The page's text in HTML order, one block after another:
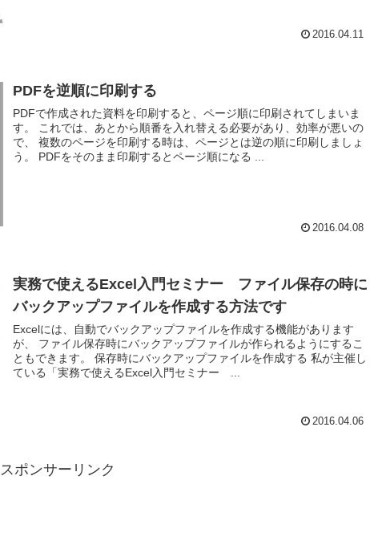
2016.04.11
PDFを逆順に印刷する
PDFで作成された資料を印刷すると、ページ順に印刷されてしまいま
す。 これでは、あとから順番を入れ替える必要があり、効率が悪いの
で、 複数のページを印刷する時は、ページとは逆の順に印刷しましょ
う。 PDFをそのまま印刷するとページ順になる ...
2016.04.08
実務で使えるExcel入門セミナー ファイル保存の時に
バックアップファイルを作成する方法です
Excelには、自動でバックアップファイルを作成する機能があります
が、 ファイル保存時にバックアップファイルが作られるようにするこ
ともできます。 保存時にバックアップファイルを作成する 私が主催し
ている「実務で使えるExcel入門セミナー ...
2016.04.06
スポンサーリンク